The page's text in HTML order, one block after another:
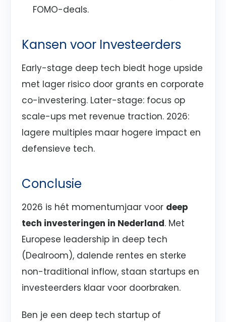
FOMO-deals.
Kansen voor Investeerders
Early-stage deep tech biedt hoge upside
met lager risico door grants en corporate
co-investering. Later-stage: focus op
scale-ups met revenue traction. 2026:
lagere multiples maar hogere impact en
defensieve tech.
Conclusie
2026 is hét momentumjaar voor deep
tech investeringen in Nederland. Met
Europese leadership in deep tech
(Dealroom), dalende rentes en sterke
non-traditional inflow, staan startups en
investeerders klaar voor doorbraken.
Ben je een deep tech startup of